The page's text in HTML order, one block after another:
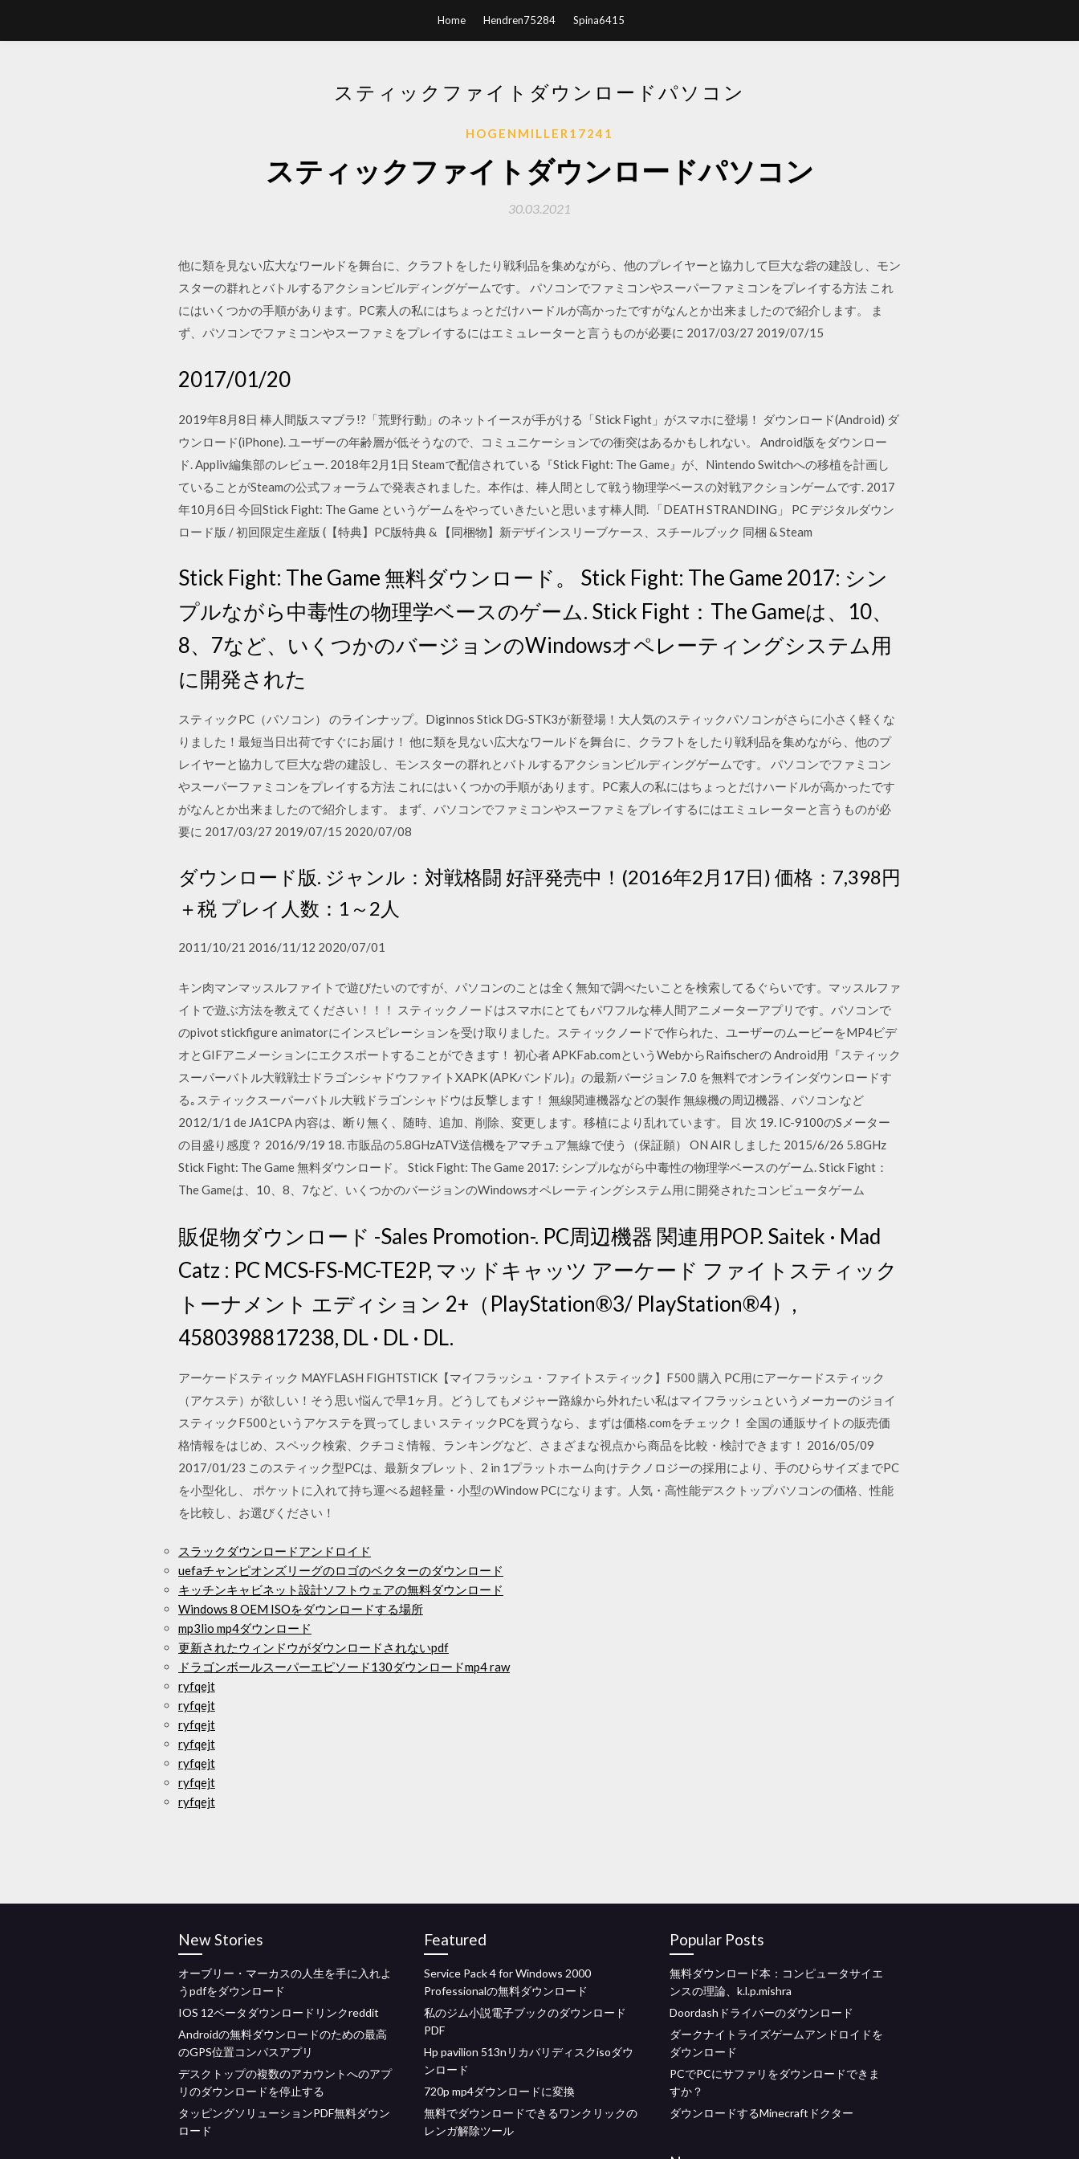
Home Hendren75284 Spina6415
スティックファイトダウンロードパソコン
HOGENMILLER17241
スティックファイトダウンロードパソコン
30.03.2021
他に類を見ない広大なワールドを舞台に、クラフトをしたり戦利品を集めながら、他のプレイヤーと協力して巨大な砦の建設し、モン
スターの群れとバトルするアクションビルディングゲームです。 パソコンでファミコンやスーパーファミコンをプレイする方法 これ
にはいくつかの手順があります。PC素人の私にはちょっとだけハードルが高かったですがなんとか出来ましたので紹介します。 ま
ず、パソコンでファミコンやスーファミをプレイするにはエミュレーターと言うものが必要に 2017/03/27 2019/07/15
2017/01/20
2019年8月8日 棒人間版スマブラ!?「荒野行動」のネットイースが手がける「Stick Fight」がスマホに登場！ ダウンロード(Android) ダ
ウンロード(iPhone). ユーザーの年齢層が低そうなので、コミュニケーションでの衝突はあるかもしれない。 Android版をダウンロー
ド. Appliv編集部のレビュー. 2018年2月1日 Steamで配信されている『Stick Fight: The Game』が、Nintendo Switchへの移植を計画し
ていることがSteamの公式フォーラムで発表されました。本作は、棒人間として戦う物理学ベースの対戦アクションゲームです. 2017
年10月6日 今回Stick Fight: The Game というゲームをやっていきたいと思います棒人間. 「DEATH STRANDING」 PC デジタルダウン
ロード版 / 初回限定生産版 (【特典】PC版特典 & 【同梱物】新デザインスリーブケース、スチールブック 同梱 & Steam
Stick Fight: The Game 無料ダウンロード。 Stick Fight: The Game 2017: シン
プルながら中毒性の物理学ベースのゲーム. Stick Fight：The Gameは、10、
8、7など、いくつかのバージョンのWindowsオペレーティングシステム用
に開発された
スティックPC（パソコン） のラインナップ。Diginnos Stick DG-STK3が新登場！大人気のスティックパソコンがさらに小さく軽くな
りました！最短当日出荷ですぐにお届け！ 他に類を見ない広大なワールドを舞台に、クラフトをしたり戦利品を集めながら、他のプ
レイヤーと協力して巨大な砦の建設し、モンスターの群れとバトルするアクションビルディングゲームです。 パソコンでファミコン
やスーパーファミコンをプレイする方法 これにはいくつかの手順があります。PC素人の私にはちょっとだけハードルが高かったです
がなんとか出来ましたので紹介します。 まず、パソコンでファミコンやスーファミをプレイするにはエミュレーターと言うものが必
要に 2017/03/27 2019/07/15 2020/07/08
ダウンロード版. ジャンル：対戦格闘 好評発売中！(2016年2月17日) 価格：7,398円
＋税 プレイ人数：1～2人
2011/10/21 2016/11/12 2020/07/01
キン肉マンマッスルファイトで遊びたいのですが、パソコンのことは全く無知で調べたいことを検索してるぐらいです。マッスルファ
イトで遊ぶ方法を教えてください！！！ ‎スティックノードはスマホにとてもパワフルな棒人間アニメーターアプリです。パソコンで
のpivot stickfigure animatorにインスピレーションを受け取りました。スティックノードで作られた、ユーザーのムービーをMP4ビデ
オとGIFアニメーションにエクスポートすることができます！ 初心者 APKFab.comというWebからRaifischerの Android用『スティック
スーパーバトル大戦戦士ドラゴンシャドウファイトXAPK (APKバンドル)』の最新バージョン 7.0 を無料でオンラインダウンロードす
る｡スティックスーパーバトル大戦ドラゴンシャドウは反撃します！ 無線関連機器などの製作 無線機の周辺機器、パソコンなど
2012/1/1 de JA1CPA 内容は、断り無く、随時、追加、削除、変更します。移植により乱れています。 目 次 19. IC-9100のSメーター
の目盛り感度？ 2016/9/19 18. 市販品の5.8GHzATV送信機をアマチュア無線で使う（保証願） ON AIR しました 2015/6/26 5.8GHz
Stick Fight: The Game 無料ダウンロード。 Stick Fight: The Game 2017: シンプルながら中毒性の物理学ベースのゲーム. Stick Fight：
The Gameは、10、8、7など、いくつかのバージョンのWindowsオペレーティングシステム用に開発されたコンピュータゲーム
販促物ダウンロード -Sales Promotion-. PC周辺機器 関連用POP. Saitek · Mad
Catz : PC MCS-FS-MC-TE2P, マッドキャッツ アーケード ファイトスティック
トーナメント エディション 2+（PlayStation®3/ PlayStation®4）,
4580398817238, DL · DL · DL.
アーケードスティック MAYFLASH FIGHTSTICK【マイフラッシュ・ファイトスティック】F500 購入 PC用にアーケードスティック
（アケステ）が欲しい！そう思い悩んで早1ヶ月。どうしてもメジャー路線から外れたい私はマイフラッシュというメーカーのジョイ
スティックF500というアケステを買ってしまい スティックPCを買うなら、まずは価格.comをチェック！ 全国の通販サイトの販売価
格情報をはじめ、スペック検索、クチコミ情報、ランキングなど、さまざまな視点から商品を比較・検討できます！ 2016/05/09
2017/01/23 このスティック型PCは、最新タブレット、2 in 1プラットホーム向けテクノロジーの採用により、手のひらサイズまでPC
を小型化し、 ポケットに入れて持ち運べる超軽量・小型のWindow PCになります。人気・高性能デスクトップパソコンの価格、性能
を比較し、お選びください！
スラックダウンロードアンドロイド
uefaチャンピオンズリーグのロゴのベクターのダウンロード
キッチンキャビネット設計ソフトウェアの無料ダウンロード
Windows 8 OEM ISOをダウンロードする場所
mp3lio mp4ダウンロード
更新されたウィンドウがダウンロードされないpdf
ドラゴンボールスーパーエピソード130ダウンロードmp4 raw
ryfqejt
ryfqejt
ryfqejt
ryfqejt
ryfqejt
ryfqejt
ryfqejt
New Stories
オーブリー・マーカスの人生を手に入れよ
うpdfをダウンロード
IOS 12ベータダウンロードリンクreddit
Androidの無料ダウンロードのための最高
のGPS位置コンパスアプリ
デスクトップの複数のアカウントへのアプ
リのダウンロードを停止する
タッピングソリューションPDF無料ダウン
ロード
Featured
Service Pack 4 for Windows 2000
Professionalの無料ダウンロード
私のジム小説電子ブックのダウンロード
PDF
Hp pavilion 513nリカバリディスクisoダウ
ンロード
720p mp4ダウンロードに変換
無料でダウンロードできるワンクリックの
レンガ解除ツール
Popular Posts
無料ダウンロード本：コンピュータサイエ
ンスの理論、k.l.p.mishra
Doordashドライバーのダウンロード
ダークナイトライズゲームアンドロイドを
ダウンロード
PCでPCにサファリをダウンロードできま
すか？
ダウンロードするMinecraftドクター